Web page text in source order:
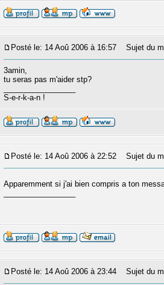
Posté le: 14 Aoû 2006 à 16:57 Sujet du
3amin,
tu seras pas m'aider stp?
S-e-r-k-a-n !
Posté le: 14 Aoû 2006 à 22:52 Sujet du
Apparemment si j'ai bien compris a ton
Posté le: 14 Aoû 2006 à 23:44 Sujet du